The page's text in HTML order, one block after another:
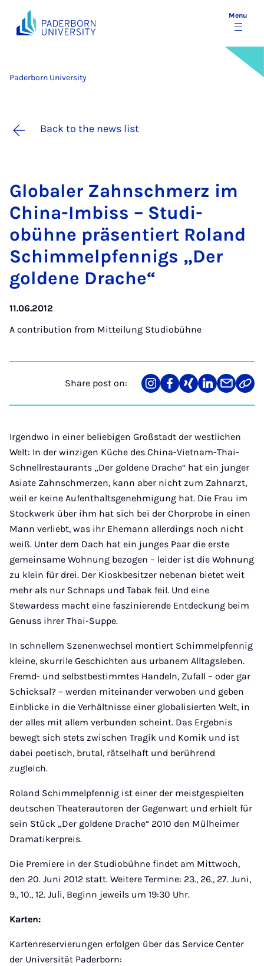
Menu
Paderborn University
Back to the news list
Glob­aler Zahnschmerz im
China-Im­biss – Stu­di­
obühne präsen­tiert Ro­land
Schim­melp­fen­nigs „Der
goldene Drache“
11.06.2012
A contribution from Mitteilung Studiobühne
Share post on:
Share
on
Teilen
auf
Teilen
auf
Teilen
auf
Teilen
über
Mail
Link
Irgendwo in einer beliebigen Großstadt der westlichen
Welt: In der winzigen Küche des China-Vietnam-Thai-
Schnellrestaurants „Der goldene Drache“ hat ein junger
Asiate Zahnschmerzen, kann aber nicht zum Zahnarzt,
weil er keine Aufenthaltsgenehmigung hat. Die Frau im
Stockwerk über ihm hat sich bei der Chorprobe in einen
Mann verliebt, was ihr Ehemann allerdings noch nicht
weiß. Unter dem Dach hat ein junges Paar die erste
gemeinsame Wohnung bezogen – leider ist die Wohnung
zu klein für drei. Der Kioskbesitzer nebenan bietet weit
mehr als nur Schnaps und Tabak feil. Und eine
Stewardess macht eine faszinierende Entdeckung beim
Genuss ihrer Thai-Suppe.
In schnellem Szenenwechsel montiert Schimmelpfennig
kleine, skurrile Geschichten aus urbanem Alltagsleben.
Fremd- und selbstbestimmtes Handeln, Zufall – oder gar
Schicksal? – werden miteinander verwoben und geben
Einblicke in die Verhältnisse einer globalisierten Welt, in
der alles mit allem verbunden scheint. Das Ergebnis
bewegt sich stets zwischen Tragik und Komik und ist
dabei poetisch, brutal, rätselhaft und berührend
zugleich.
Roland Schimmelpfennig ist einer der meistgespielten
deutschen Theaterautoren der Gegenwart und erhielt für
sein Stück „Der goldene Drache“ 2010 den Mülheimer
Dramatikerpreis.
Die Premiere in der Studiobühne findet am Mittwoch,
den 20. Juni 2012 statt. Weitere Termine: 23., 26., 27. Juni,
9., 10., 12. Juli, Beginn jeweils um 19:30 Uhr.
Karten:
Kartenreservierungen erfolgen über das Service Center
der Universität Paderborn: